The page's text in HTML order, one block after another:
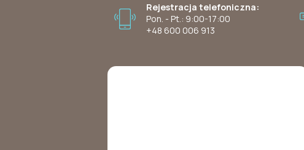
Rejestracja telefoniczna:
Pon. - Pt.: 9:00-17:00
+48 600 006 913